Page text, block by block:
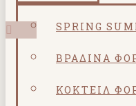
SPRING
ΒΡΑΔΙΝΆ
ΚΟΚΤΕΙΛ